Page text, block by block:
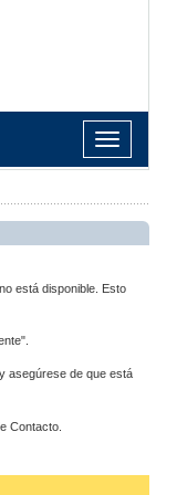
Toggle
navigation
está disponible. Esto
asegúrese de que está
Contacto.